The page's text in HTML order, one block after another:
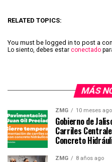
RELATED TOPICS:
You must be logged in to post a
Lo siento, debes estar conectado
MÁS
ZMG 10 meses ago
Gobierno de
Carriles
Concreto
ZMG 8 años ago